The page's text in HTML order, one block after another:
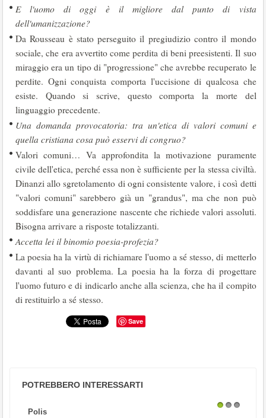
E l'uomo di oggi è il migliore dal punto di vista
dell'umanizzazione?
Da Rousseau è stato perseguito il pregiudizio contro il mondo
sociale, che era avvertito come perdita di beni preesistenti. Il suo
miraggio era un tipo di "progressione" che avrebbe recuperato le
perdite. Ogni conquista comporta l'uccisione di qualcosa che
esiste. Quando si scrive, questo comporta la morte del
linguaggio precedente.
Una domanda provocatoria: tra un'etica di valori comuni e
quella cristiana cosa può esservi di congruo?
Valori comuni… Va approfondita la motivazione puramente
civile dell'etica, perché essa non è sufficiente per la stessa civiltà.
Dinanzi allo sgretolamento di ogni consistente valore, i così detti
"valori comuni" sarebbero già un "grandus", ma che non può
soddisfare una generazione nascente che richiede valori assoluti.
Bisogna arrivare a risposte totalizzanti.
Accetta lei il binomio poesia-profezia?
La poesia ha la virtù di richiamare l'uomo a sé stesso, di metterlo
davanti al suo problema. La poesia ha la forza di progettare
l'uomo futuro e di indicarlo anche alla scienza, che ha il compito
di restituirlo a sé stesso.
Save
POTREBBERO INTERESSARTI
Polis